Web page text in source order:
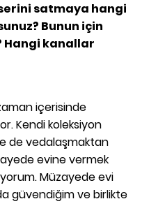
satmaya hangi
Bunun için
Hangi kanallar
içerisinde
Kendi koleksiyon
de vedalaşmaktan
evine vermek
Müzayede evi
güvendiğim ve birlikte